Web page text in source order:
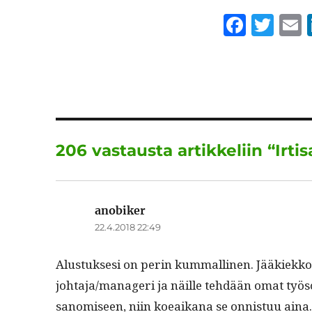
F
b
o
o
k
T
r
206 vastausta artikkeliin
anobiker
22.4.2018 22:49
Alus­tuk­sesi on perin kum­malli­nen.
johtaja/manageri ja näille tehdään omat
sanomiseen, niin koeaikana se onnis­tuu